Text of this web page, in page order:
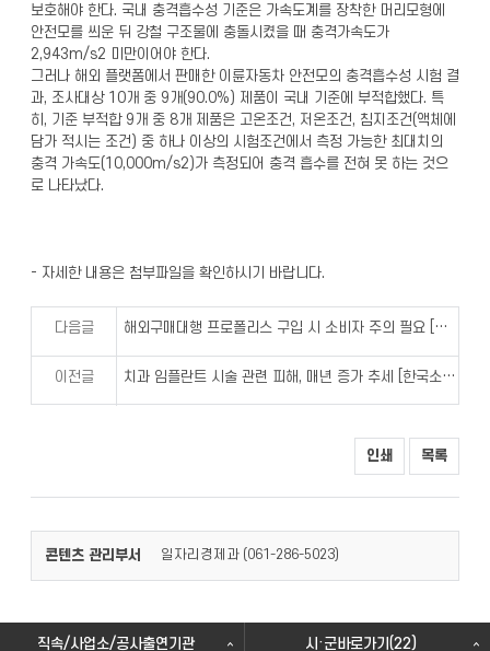
보호해야 한다. 국내 충격흡수성 기준은 가속도계를 장착한 머리모형에
안전모를 씌운 뒤 강철 구조물에 충돌시켰을 때 충격가속도가
2,943m/s2 미만이어야 한다.
그러나 해외 플랫폼에서 판매한 이륜자동차 안전모의 충격흡수성 시험 결
과, 조사대상 10개 중 9개(90.0%) 제품이 국내 기준에 부적합했다. 특
히, 기준 부적합 9개 중 8개 제품은 고온조건, 저온조건, 침지조건(액체에
담가 적시는 조건) 중 하나 이상의 시험조건에서 측정 가능한 최대치의
충격 가속도(10,000m/s2)가 측정되어 충격 흡수를 전혀 못 하는 것으
로 나타났다.
- 자세한 내용은 첨부파일을 확인하시기 바랍니다.
다음글 해외구매대행 프로폴리스 구입 시 소비자 주의 필요 [한국소비자원 식의약안전팀]
이전글 치과 임플란트 시술 관련 피해, 매년 증가 추세 [한국소비자원 보험의료팀]
인쇄 목록
콘텐츠 관리부서 일자리경제과 (061-286-5023)
직속/사업소/공사출연기관 시·군바로가기(22)